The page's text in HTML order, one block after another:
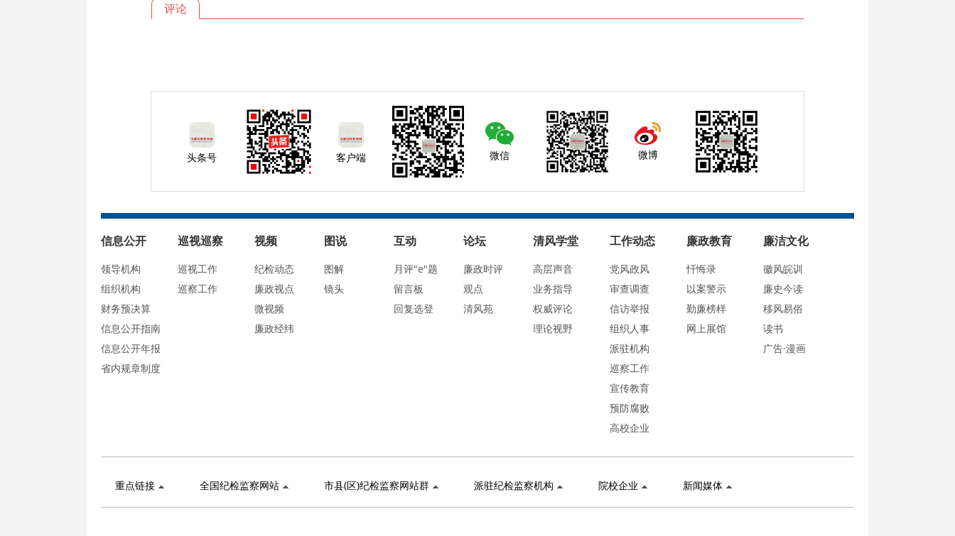
评论
头条号 客户端 微信 微博
信息公开
领导机构
组织机构
财务预决算
信息公开指南
信息公开年报
省内规章制度
巡视巡察
巡视工作
巡察工作
视频
纪检动态
廉政视点
微视频
廉政经纬
图说
图解
镜头
互动
月评"e"题
留言板
回复选登
论坛
廉政时评
观点
清风苑
清风学堂
高层声音
业务指导
权威评论
理论视野
工作动态
党风政风
审查调查
信访举报
组织人事
派驻机构
巡察工作
宣传教育
预防腐败
高校企业
廉政教育
忏悔录
以案警示
勤廉榜样
网上展馆
廉洁文化
徽风皖训
廉史今读
移风易俗
读书
广告·漫画
重点链接 全国纪检监察网站 市县(区)纪检监察网站群 派驻纪检监察机构 院校企业 新闻媒体